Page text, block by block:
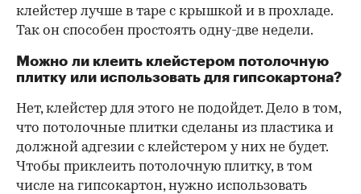
клейстер лучше в таре с крышкой и в прохладе.
Так он способен простоять одну-две недели.
Можно ли клеить клейстером потолочную
плитку или использовать для гипсокартона?
Нет, клейстер для этого не подойдет. Дело в том,
что потолочные плитки сделаны из пластика и
должной адгезии с клейстером у них не будет.
Чтобы приклеить потолочную плитку, в том
числе на гипсокартон, нужно использовать